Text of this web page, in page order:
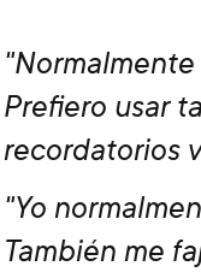
Prefiero usar
recordatorios
"Yo
También me